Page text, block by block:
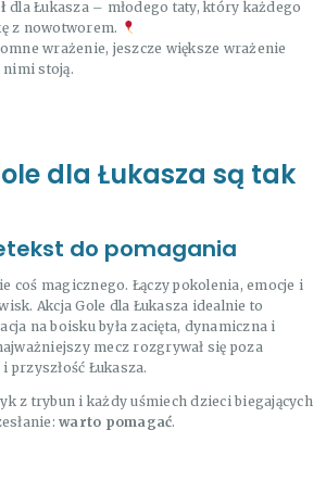
dla Łukasza – młodego taty, który każdego
z nowotworem.
wrażenie, jeszcze większe wrażenie
stoją.
dla Łukasza są tak
do pomagania
coś magicznego. Łączy pokolenia, emocje i
Akcja Gole dla Łukasza idealnie to
na boisku była zacięta, dynamiczna i
mecz rozgrywał się poza
Łukasza.
z trybun i każdy uśmiech dzieci biegających
warto pomagać.